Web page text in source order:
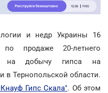
и недр Украины 16
продаже 20-летнего
на добычу гипса на
в Тернопольской области.
Гипс Скала". Об этом